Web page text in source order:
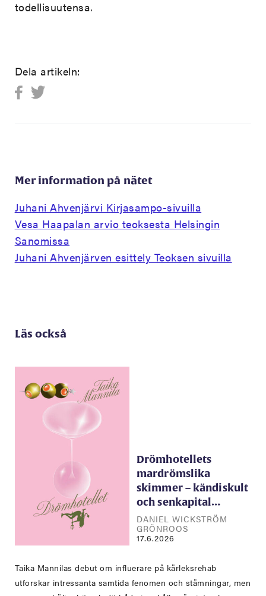
todellisuutensa.
Dela artikeln:
Mer information på nätet
Juhani Ahvenjärvi Kirjasampo-sivuilla
Vesa Haapalan arvio teoksesta Helsingin
Sanomissa
Juhani Ahvenjärven esittely Teoksen sivuilla
Läs också
Drömhotellets
mardrömslika
skimmer – kändiskult
och senkapital…
DANIEL WICKSTRÖM
GRÖNROOS
17.6.2026
Taika Mannilas debut om influerare på kärleksrehab
utforskar intressanta samtida fenomen och stämningar, men